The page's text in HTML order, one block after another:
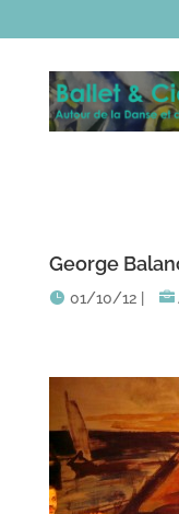
George
01/10/12|